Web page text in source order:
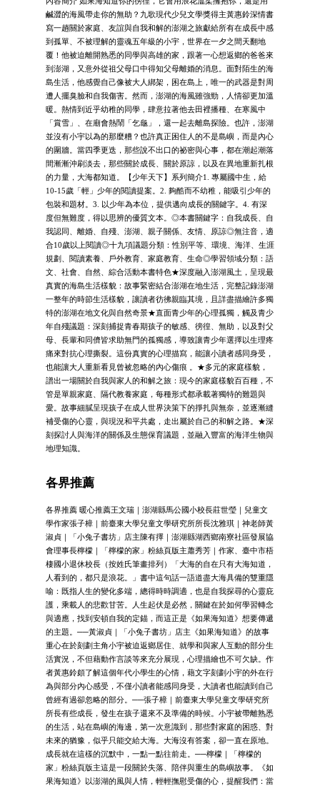
鹹澀的海風帶走你的無助？九歌現代少兒文學獎得主黃惠鈴深情書
寫一趟關於家庭、友誼與自我和解的澎湖之旅獻給所有在成長中感
到孤單、不被理解的靈魂五年級的小宇，世界在一夕之間天翻地
覆！他被迫離開熟悉的同學與高雄的家，跟著一心想返鄉的爸爸來
到澎湖，又意外從祖父母口中得知父母離婚的消息。面對陌生的海
島生活，他感覺自己像被大人綁架，困在島上，唯一的武器是對周
遭人擺臭臉和自我傷害。然而，澎湖的海風雖強勁，人情卻更加溫
暖。熱情到近乎幼稚的同學，肆意拉著他去田裡播種、在寒風中
「賞雪」、在廟會熱鬧「乞龜」，還一起去離島探險。也許，澎湖
並沒有小宇以為的那麼糟？也許真正困住人的不是島嶼，而是內心
的圍牆。當四季更迭，那些說不出口的祕密與心事，都在潮起潮落
間漸漸沖刷淡去，那些關於成長、關於原諒，以及在異地重新扎根
的力量，大海都知道。【少年天下】系列簡介1. 專屬國中生，給
10-15歲「輕」少年的閱讀提案。2. 夠酷而不幼稚，能吸引少年的
包裝和題材。3. 以少年為本位，提供邁向成長的關鍵字。4. 有深
度但無難度，得以思辨的優質文本。◎本書關鍵字：自我成長、自
我認同、離婚、自殘、澎湖、親子關係、友情、原諒◎無注音，適
合10歲以上閱讀◎十九項議題分類：性別平等、環境、海洋、生涯
規劃、閱讀素養、戶外教育、家庭教育、生命◎學習領域分類：語
文、社會、自然、綜合活動本書特色★深度融入澎湖風土，呈現最
真實的海島生活樣貌：故事緊密結合澎湖在地生活，完整記錄澎湖
一整年的時節生活樣貌，讓讀者彷彿親臨其境，且詳盡描繪許多獨
特的澎湖在地文化與自然奇景★直面青少年的心理孤獨，觸及青少
年自殘議題：深刻捕捉青春期孩子的敏感、徬徨、無助，以及對父
母、長輩和同儕皆求助無門的孤獨感，導致讓青少年選擇以生理疼
痛來對抗心理撕裂。這份真實的心理描寫，能讓小讀者感同身受，
也能讓大人重新看見曾被忽略的內心傷痕 。★多元的家庭樣貌，
譜出一場關於自我與家人的和解之旅：現今的家庭樣貌百百種，不
管是單親家庭、隔代教養家庭，每種形式都承載著獨特的難題與
愛。故事細膩呈現孩子在成人世界決策下的掙扎與無奈，並逐漸縫
補受傷的心靈，與現況和平共處，走出屬於自己的和解之路。★深
刻探討人與海洋的關係及生態保育議題，並融入豐富的海洋生物與
地理知識。
各界推薦
各界推薦 暖心推薦王文瑞｜澎湖縣馬公國小校長莊世瑩｜兒童文
學作家張子樟｜前臺東大學兒童文學研究所所長沈雅琪｜神老師黃
淑貞｜「小兔子書坊」店主陳有擇｜澎湖縣湖西鄉南寮社區發展協
會理事長檸檬｜「檸檬的家」粉絲頁版主蕭秀芳｜作家、臺中市梧
棲國小退休校長（按姓氏筆畫排列）「大海的自在只有大海知道，
人看到的，都只是浪花。」書中這句話一語道盡大海具備的雙重隱
喻：既指人生的變化多端，總得時時調適，也是自我探尋的心靈庇
護，乘載人的悲歡甘苦。人生起伏是必然，關鍵在於如何學習轉念
與適應，找到安頓自我的定錨，而這正是《如果海知道》想要傳遞
的主題。──黃淑貞｜「小兔子書坊」店主《如果海知道》的故事
重心在於刻劃主角小宇被迫返鄉居住、就學和與家人互動的部分生
活實況，不但藉動作言談等來充分展現，心理描繪也不可欠缺。作
者黃惠鈴頗了解這個年代小學生的心情，藉文字刻劃小宇的外在行
為與部分內心感受，不僅小讀者能感同身受，大讀者也能讀到自己
曾經有過卻忽略的部分。──張子樟｜前臺東大學兒童文學研究所
所長有些成長，發生在孩子還來不及準備的時候。小宇被帶離熟悉
的生活，站在島嶼的海邊，第一次意識到，那些對家庭的困惑、對
未來的猶豫，似乎只能交給大海。大海沒有答案，卻一直在原地。
成長就在這樣的沉默中，一點一點往前走。──檸檬｜「檸檬的
家」粉絲頁版主這是一段關於失落、陪伴與重生的島嶼故事。《如
果海知道》以澎湖的風與人情，輕輕撫慰受傷的心，提醒我們：當